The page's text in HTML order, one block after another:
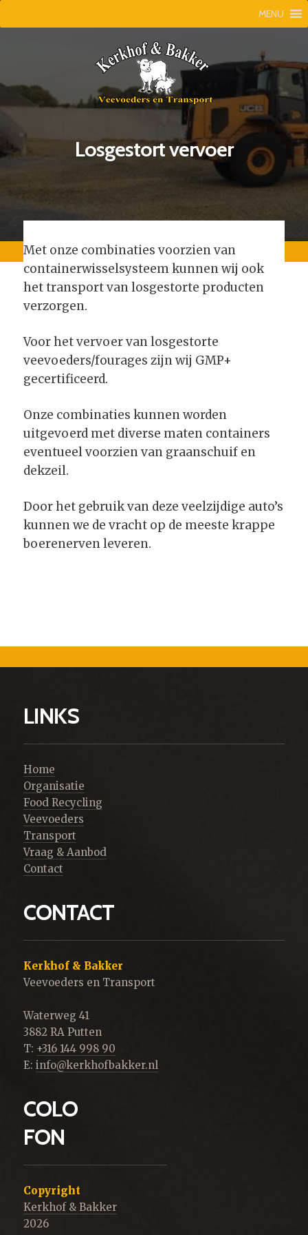
MENU
Losgestort vervoer
Met onze combinaties voorzien van
containerwisselsysteem kunnen wij ook
het transport van losgestorte producten
verzorgen.
Voor het vervoer van losgestorte
veevoeders/fourages zijn wij GMP+
gecertificeerd.
Onze combinaties kunnen worden
uitgevoerd met diverse maten containers
eventueel voorzien van graanschuif en
dekzeil.
Door het gebruik van deze veelzijdige auto’s
kunnen we de vracht op de meeste krappe
boerenerven leveren.
LINKS
Home
Organisatie
Food Recycling
Veevoeders
Transport
Vraag & Aanbod
Contact
CONTACT
Kerkhof & Bakker
Veevoeders en Transport
Waterweg 41
3882 RA Putten
T: +316 144 998 90
E: info@kerkhofbakker.nl
COLO
FON
Copyright
Kerkhof & Bakker
2026